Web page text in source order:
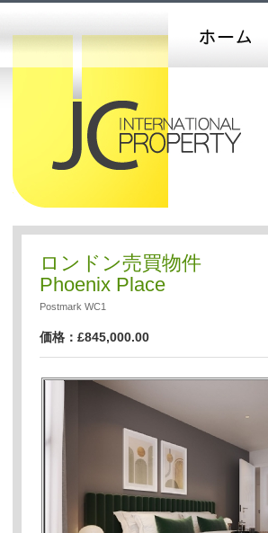
ロンドン売買物件
Phoenix Place
Postmark WC1
価格：£845,000.00